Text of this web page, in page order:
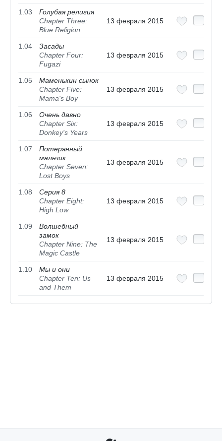
1.03
Голубая религия
Chapter Three:
Blue Religion
13 февраля 2015
1.04
Засады
Chapter Four:
Fugazi
13 февраля 2015
1.05
Маменькин сынок
Chapter Five:
Mama's Boy
13 февраля 2015
1.06
Очень давно
Chapter Six:
Donkey's Years
13 февраля 2015
1.07
Потерянный
мальчик
Chapter Seven:
Lost Boys
13 февраля 2015
1.08
Серия 8
Chapter Eight:
High Low
13 февраля 2015
1.09
Волшебный
замок
Chapter Nine: The
Magic Castle
13 февраля 2015
1.10
Мы и они
Chapter Ten: Us
and Them
13 февраля 2015